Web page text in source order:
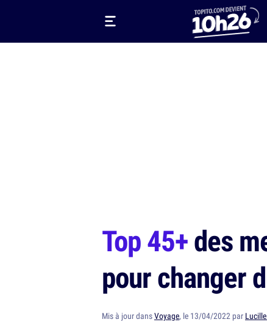
Top 45+des
pour changer
Mis à jour dansVoyage, le 13/04/2022 par